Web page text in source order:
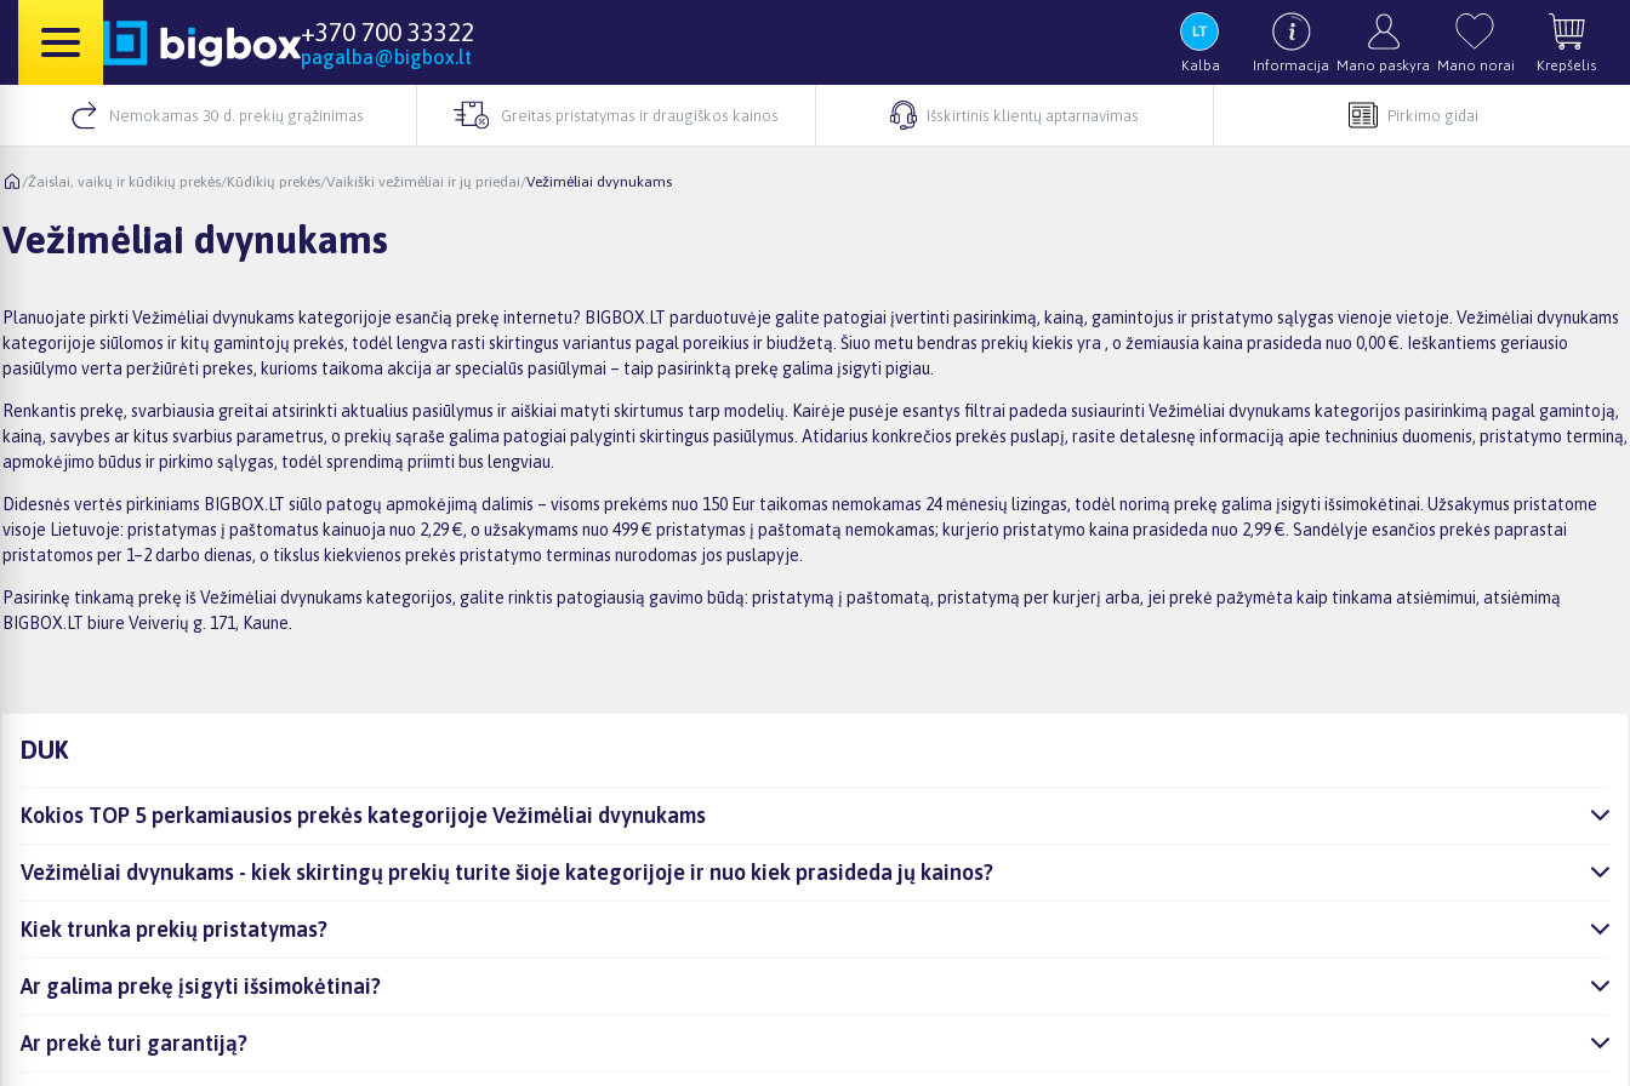
+370 700 33322
pagalba@bigbox.lt Kalba Informacija Mano paskyra Mano norai Krepšelis
Nemokamas 30 d. prekių grąžinimas Greitas pristatymas ir draugiškos kainos Išskirtinis klientų aptarnavimas Pirkimo gidai
/Žaislai, vaikų ir kūdikių prekės/Kūdikių prekės/Vaikiški vežimėliai ir jų priedai/Vežimėliai dvynukams
Vežimėliai dvynukams
Planuojate pirkti Vežimėliai dvynukams kategorijoje esančią prekę internetu? BIGBOX.LT parduotuvėje galite patogiai įvertinti pasirinkimą, kainą, gamintojus ir pristatymo sąlygas vienoje vietoje. Vežimėliai dvynukams
kategorijoje siūlomos ir kitų gamintojų prekės, todėl lengva rasti skirtingus variantus pagal poreikius ir biudžetą. Šiuo metu bendras prekių kiekis yra , o žemiausia kaina prasideda nuo 0,00 €. Ieškantiems geriausio
pasiūlymo verta peržiūrėti prekes, kurioms taikoma akcija ar specialūs pasiūlymai – taip pasirinktą prekę galima įsigyti pigiau.
Renkantis prekę, svarbiausia greitai atsirinkti aktualius pasiūlymus ir aiškiai matyti skirtumus tarp modelių. Kairėje pusėje esantys filtrai padeda susiaurinti Vežimėliai dvynukams kategorijos pasirinkimą pagal gamintoją,
kainą, savybes ar kitus svarbius parametrus, o prekių sąraše galima patogiai palyginti skirtingus pasiūlymus. Atidarius konkrečios prekės puslapį, rasite detalesnę informaciją apie techninius duomenis, pristatymo terminą,
apmokėjimo būdus ir pirkimo sąlygas, todėl sprendimą priimti bus lengviau.
Didesnės vertės pirkiniams BIGBOX.LT siūlo patogų apmokėjimą dalimis – visoms prekėms nuo 150 Eur taikomas nemokamas 24 mėnesių lizingas, todėl norimą prekę galima įsigyti išsimokėtinai. Užsakymus pristatome
visoje Lietuvoje: pristatymas į paštomatus kainuoja nuo 2,29 €, o užsakymams nuo 499 € pristatymas į paštomatą nemokamas; kurjerio pristatymo kaina prasideda nuo 2,99 €. Sandėlyje esančios prekės paprastai
pristatomos per 1–2 darbo dienas, o tikslus kiekvienos prekės pristatymo terminas nurodomas jos puslapyje.
Pasirinkę tinkamą prekę iš Vežimėliai dvynukams kategorijos, galite rinktis patogiausią gavimo būdą: pristatymą į paštomatą, pristatymą per kurjerį arba, jei prekė pažymėta kaip tinkama atsiėmimui, atsiėmimą
BIGBOX.LT biure Veiverių g. 171, Kaune.
DUK
Kokios TOP 5 perkamiausios prekės kategorijoje Vežimėliai dvynukams
Vežimėliai dvynukams - kiek skirtingų prekių turite šioje kategorijoje ir nuo kiek prasideda jų kainos?
Kiek trunka prekių pristatymas?
Ar galima prekę įsigyti išsimokėtinai?
Ar prekė turi garantiją?